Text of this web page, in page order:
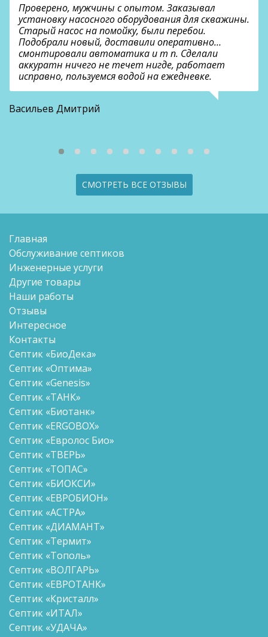
Проверено, мужчины с опытом. Заказывал
установку насосного оборудования для скважины.
Старый насос на помойку, были перебои.
Подобрали новый, доставили оперативно…
смонтировали автоматика и т п. Сделали
аккуратн ничего не течет нигде, работает
исправно, пользуемся водой на ежедневке.
Васильев Дмитрий
СМОТРЕТЬ ВСЕ ОТЗЫВЫ
Главная
Обслуживание септиков
Инженерные услуги
Другие товары
Наши работы
Отзывы
Интересное
Контакты
Септик «БиоДека»
Септик «Оптима»
Септик «Genesis»
Септик «ТАНК»
Септик «Биотанк»
Септик «ERGOBOX»
Септик «Евролос Био»
Септик «ТВЕРЬ»
Септик «ТОПАС»
Септик «БИОКСИ»
Септик «ЕВРОБИОН»
Септик «АСТРА»
Септик «ДИАМАНТ»
Септик «Термит»
Септик «Тополь»
Септик «ВОЛГАРЬ»
Септик «ЕВРОТАНК»
Септик «Кристалл»
Септик «ИТАЛ»
Септик «УДАЧА»